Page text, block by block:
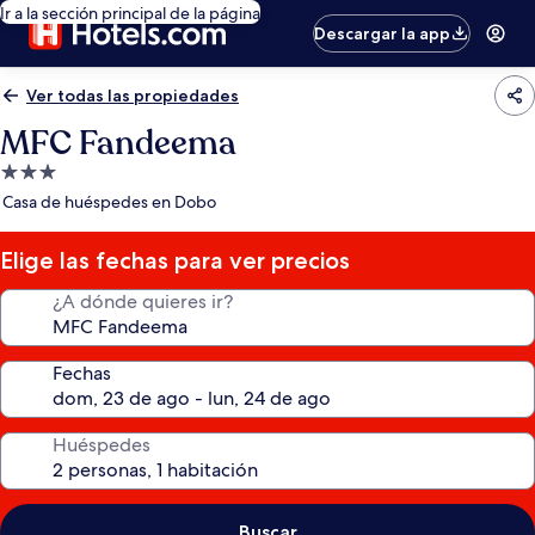
Ir a la sección principal de la página
Descargar la app
Ver todas las propiedades
MFC Fandeema
Propiedad
de
estrellas
Casa de huéspedes en Dobo
Elige las fechas para ver precios
¿A dónde quieres ir?
Fechas
Huéspedes